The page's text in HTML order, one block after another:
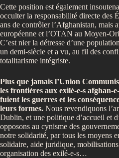
Cette position est également
occulter la responsabilité directe des
ans de contrôler l’Afghanistan, mais
européenne et l’OTAN au Moyen-
C’est nier la détresse d’une
un demi-siècle et a vu, au fil des
totalitarisme intégriste.
Plus que jamais l’Union
les frontières aux exilé-e-s afghan-
fuient les guerres et les
leurs formes. Nous revendiquons
Dublin, et une politique d’accueil et
opposons au cynisme des
notre solidarité, par tous les moyens
solidaire, aide juridique,
organisation des exilé-e-s…